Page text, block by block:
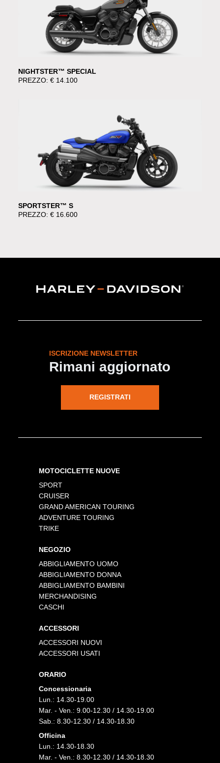
NIGHTSTER™ SPECIAL
PREZZO: € 14.100
SPORTSTER™ S
PREZZO: € 16.600
ISCRIZIONE NEWSLETTER
Rimani aggiornato
REGISTRATI
MOTOCICLETTE NUOVE
SPORT
CRUISER
GRAND AMERICAN TOURING
ADVENTURE TOURING
TRIKE
NEGOZIO
ABBIGLIAMENTO UOMO
ABBIGLIAMENTO DONNA
ABBIGLIAMENTO BAMBINI
MERCHANDISING
CASCHI
ACCESSORI
ACCESSORI NUOVI
ACCESSORI USATI
ORARIO
Concessionaria
Lun.: 14.30-19.00
Mar. - Ven.: 9.00-12.30 / 14.30-19.00
Sab.: 8.30-12.30 / 14.30-18.30
Officina
Lun.: 14.30-18.30
Mar. - Ven.: 8.30-12.30 / 14.30-18.30